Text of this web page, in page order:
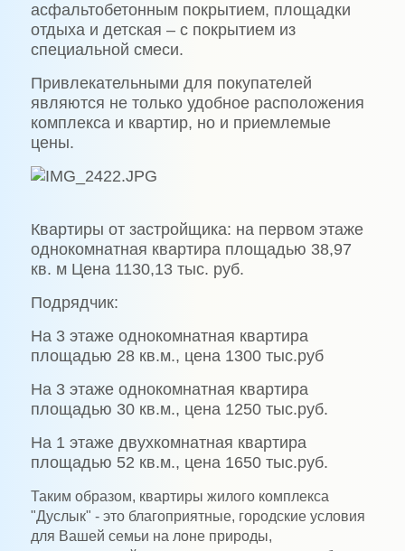
асфальтобетонным покрытием, площадки
отдыха и детская – с покрытием из
специальной смеси.
Привлекательными для покупателей
являются не только удобное расположения
комплекса и квартир, но и приемлемые
цены.
Квартиры от застройщика: на первом этаже
однокомнатная квартира площадью 38,97
кв. м Цена 1130,13 тыс. руб.
Подрядчик:
На 3 этаже однокомнатная квартира
площадью 28 кв.м., цена 1300 тыс.руб
На 3 этаже однокомнатная квартира
площадью 30 кв.м., цена 1250 тыс.руб.
На 1 этаже двухкомнатная квартира
площадью 52 кв.м., цена 1650 тыс.руб.
Таким образом, квартиры жилого комплекса
"Дуслык" - это благоприятные, городские условия
для Вашей семьи на лоне природы,